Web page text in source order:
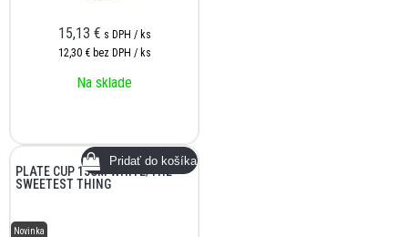
15,13 € s DPH / ks
12,30 € bez DPH / ks
Na sklade
PLATE CUP 15CM WHITE/THE
SWEETEST THING
Novinka